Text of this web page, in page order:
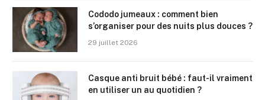
Cododo jumeaux : comment bien
s’organiser pour des nuits plus douces ?
29 juillet 2026
Casque anti bruit bébé : faut-il vraiment
en utiliser un au quotidien ?